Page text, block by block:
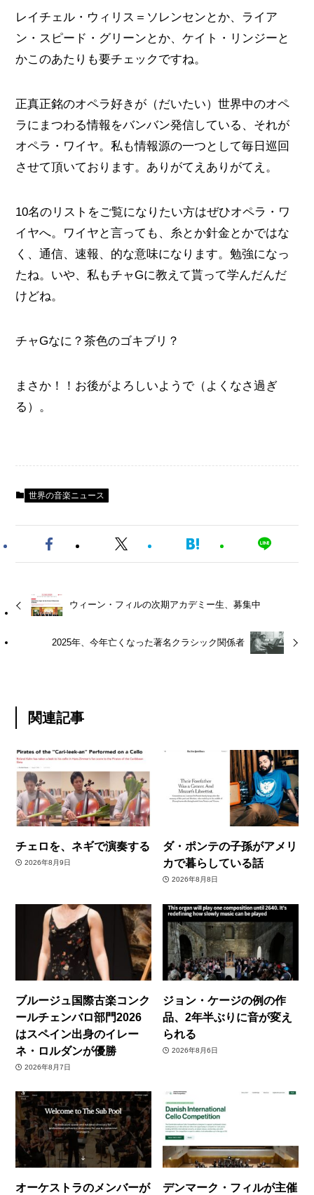
レイチェル・ウィリス＝ソレンセンとか、ライア
ン・スピード・グリーンとか、ケイト・リンジーと
かこのあたりも要チェックですね。
正真正銘のオペラ好きが（だいたい）世界中のオペ
ラにまつわる情報をバンバン発信している、それが
オペラ・ワイヤ。私も情報源の一つとして毎日巡回
させて頂いております。ありがてえありがてえ。
10名のリストをご覧になりたい方はぜひオペラ・ワ
イヤへ。ワイヤと言っても、糸とか針金とかではな
く、通信、速報、的な意味になります。勉強になっ
たね。いや、私もチャGに教えて貰って学んだんだ
けどね。
チャGなに？茶色のゴキブリ？
まさか！！お後がよろしいようで（よくなさ過ぎ
る）。
世界の音楽ニュース
ウィーン・フィルの次期アカデミー生、募集中
2025年、今年亡くなった著名クラシック関係者
関連記事
チェロを、ネギで演奏する
2026年8月9日
ダ・ポンテの子孫がアメリ
カで暮らしている話
2026年8月8日
ブルージュ国際古楽コンク
ールチェンバロ部門2026
はスペイン出身のイレー
ネ・ロルダンが優勝
2026年8月7日
ジョン・ケージの例の作
品、2年半ぶりに音が変え
られる
2026年8月6日
オーケストラのメンバーが デンマーク・フィルが主催